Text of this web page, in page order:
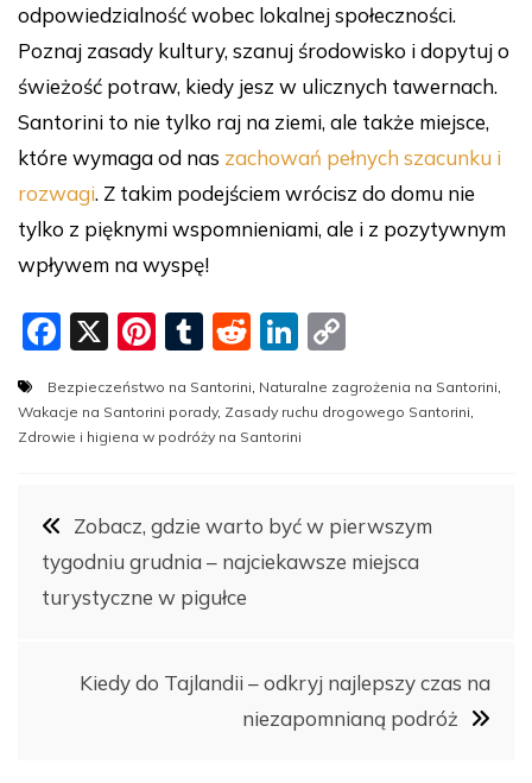
odpowiedzialność wobec lokalnej społeczności.
Poznaj zasady kultury, szanuj środowisko i dopytuj o
świeżość potraw, kiedy jesz w ulicznych tawernach.
Santorini to nie tylko raj na ziemi, ale także miejsce,
które wymaga od nas zachowań pełnych szacunku i
rozwagi. Z takim podejściem wrócisz do domu nie
tylko z pięknymi wspomnieniami, ale i z pozytywnym
wpływem na wyspę!
F
c
e
o
o
k
X
Pi
er
e
T
m
bl
R
d
di
Li
n
k
e
n
p
n
k
Bezpieczeństwo na Santorini Naturalne zagrożenia na Santorini
Wakacje na Santorini porady, Zasady ruchu drogowego Santorini
Zdrowie i higiena w podróży na Santorini
Nawigacja
wpisu
Zobacz, gdzie warto być w pierwszym
tygodniu grudnia – najciekawsze miejsca
turystyczne w pigułce
Kiedy do Tajlandii – odkryj najlepszy czas na
niezapomnianą podróż